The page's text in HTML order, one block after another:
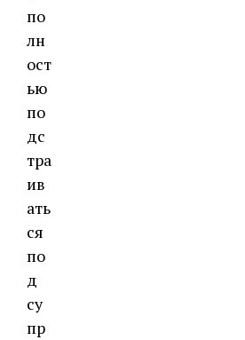
по
лн
ост
ью
по
дс
тра
ив
ать
ся
по
д
су
пр